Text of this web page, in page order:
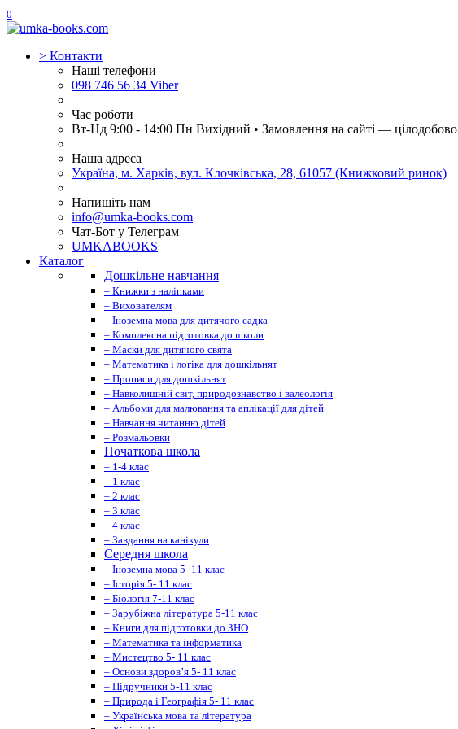
0
> Контакти
Наші телефони
098 746 56 34 Viber
Час роботи
Вт-Нд 9:00 - 14:00 Пн Вихідний • Замовлення на сайті — цілодобово
Наша адреса
Україна, м. Харків, вул. Клочківська, 28, 61057 (Книжковий ринок)
Напишіть нам
info@umka-books.com
Чат-Бот у Телеграм
UMKABOOKS
Каталог
Дошкільне навчання
– Книжки з наліпками
– Вихователям
– Іноземна мова для дитячого садка
– Комплексна підготовка до школи
– Маски для дитячого свята
– Математика і логіка для дошкільнят
– Прописи для дошкільнят
– Навколишній світ, природознавство і валеологія
– Альбоми для малювання та аплікації для дітей
– Навчання читанню дітей
– Розмальовки
Початкова школа
– 1-4 клас
– 1 клас
– 2 клас
– 3 клас
– 4 клас
– Завдання на канікули
Середня школа
– Іноземна мова 5- 11 клас
– Історія 5- 11 клас
– Біологія 7-11 клас
– Зарубіжна література 5-11 клас
– Книги для підготовки до ЗНО
– Математика та інформатика
– Мистецтво 5- 11 клас
– Основи здоров’я 5- 11 клас
– Підручники 5-11 клас
– Природа і Географія 5- 11 клас
– Українська мова та література